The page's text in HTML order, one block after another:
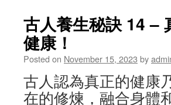
古人養生秘訣 14 –
健康！
Posted on November 15, 2023 by
古人認為真正的健康
在的修煉，融合身體